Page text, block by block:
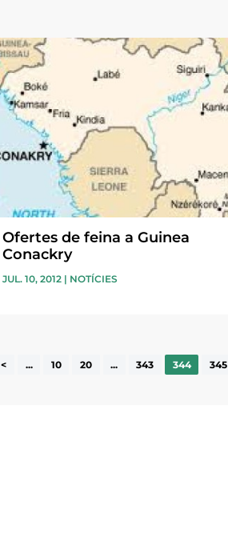
Ofertes de feina a Guinea
Conackry
JUL. 10, 2012| NOTÍCIES
< ... 10 20 ... 343 344 345